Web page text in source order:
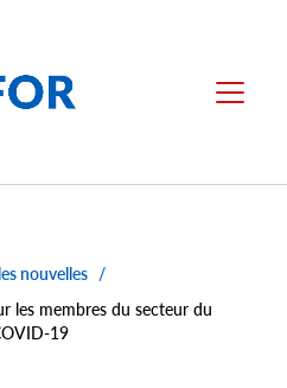
Menu
nouvelles /
les membres du secteur du
19